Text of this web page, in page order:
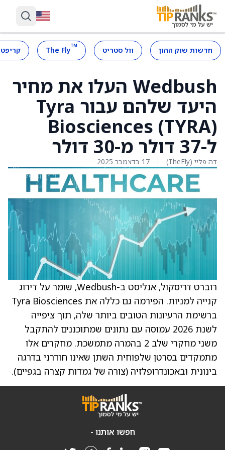
חדשות שוק ההון וול סטריט ™
The Fly
Wedbush העלו את מחיר
היעד שלהם עבור Tyra
Biosciences (TYRA)
ל-37 דולר מ-30 דולר
דה פליי (TheFly) 17 בדצמבר 2025
רוברט דריסקול, אנליסט ב-Wedbush, שומר על דירוג
קנייה למניות. הפירמה גם כללה את Tyra Biosciences
ברשימת הרעיונות הטובים ביותר שלה, תוך ציפייה
לשנת 2026 עמוסה עם נתונים שמתוכננים להתקבל
משני מחקרי שלב 2 בהמרה מתמשכת. מחקרים אלו
מתמקדים בסרטן שלפוחית השתן שאינו חודרני בדרגה
בינונית ובאכונדרופלזיה (צורה של גמדות קצרה בגפיים).
חפשו אותנו -